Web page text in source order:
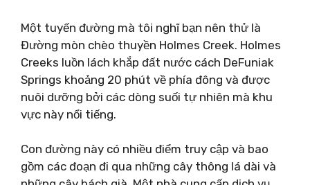
Một tuyến đường mà tôi nghĩ bạn nên thử là
Đường mòn chèo thuyền Holmes Creek. Holmes
Creeks luồn lách khắp đất nước cách DeFuniak
Springs khoảng 20 phút về phía đông và được
nuôi dưỡng bởi các dòng suối tự nhiên mà khu
vực này nổi tiếng.
Con đường này có nhiều điểm truy cập và bao
gồm các đoạn đi qua những cây thông lá dài và